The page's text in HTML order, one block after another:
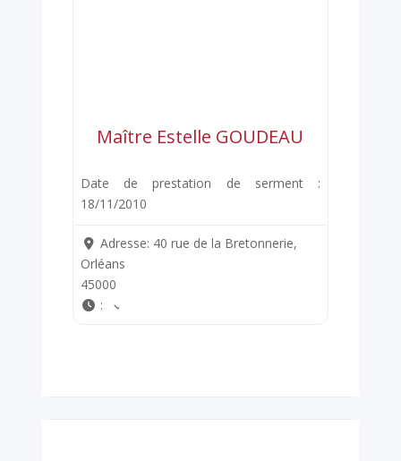
Maître Estelle GOUDEAU
Date de prestation de serment :
18/11/2010
Adresse: 40 rue de la Bretonnerie,
Orléans
45000
: